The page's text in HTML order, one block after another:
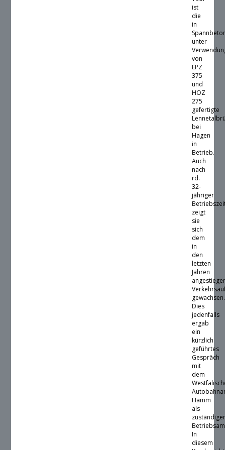
ist
die
in
unter
von
EPZ
375
und
HOZ
275
gefertigte
bei
Hagen
in
Betrieb.
Auch
nach
rd.
32-
jähriger
zeigt
sie
sich
dem
in
den
letzten
Jahren
gewachsen.
Dies
jedenfalls
ergab
ein
kürzlich
geführtes
Gespräch
mit
dem
Hamm
als
In
diesem